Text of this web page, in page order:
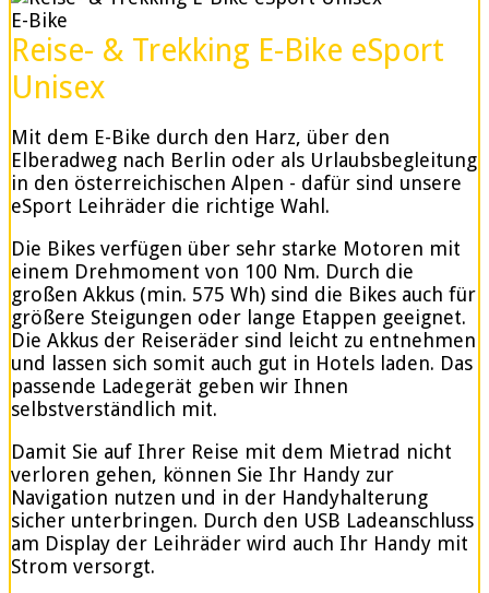
E-Bike
Reise- & Trekking E-Bike eSport
Unisex
Mit dem E-Bike durch den Harz, über den
Elberadweg nach Berlin oder als Urlaubsbegleitung
in den österreichischen Alpen - dafür sind unsere
eSport Leihräder die richtige Wahl.
Die Bikes verfügen über sehr starke Motoren mit
einem Drehmoment von 100 Nm. Durch die
großen Akkus (min. 575 Wh) sind die Bikes auch für
größere Steigungen oder lange Etappen geeignet.
Die Akkus der Reiseräder sind leicht zu entnehmen
und lassen sich somit auch gut in Hotels laden. Das
passende Ladegerät geben wir Ihnen
selbstverständlich mit.
Damit Sie auf Ihrer Reise mit dem Mietrad nicht
verloren gehen, können Sie Ihr Handy zur
Navigation nutzen und in der Handyhalterung
sicher unterbringen. Durch den USB Ladeanschluss
am Display der Leihräder wird auch Ihr Handy mit
Strom versorgt.